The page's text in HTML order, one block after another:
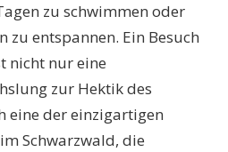
zu schwimmen oder
zu entspannen. Ein Besuch
nicht nur eine
zur Hektik des
eine der einzigartigen
Schwarzwald, die